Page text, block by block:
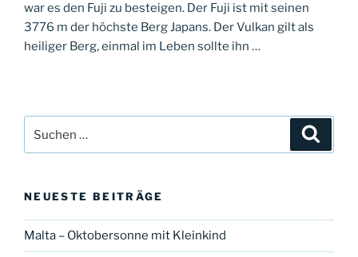
war es den Fuji zu besteigen. Der Fuji ist mit seinen
3776 m der höchste Berg Japans. Der Vulkan gilt als
heiliger Berg, einmal im Leben sollte ihn …
nach:
NEUESTE BEITRÄGE
Malta – Oktobersonne mit Kleinkind